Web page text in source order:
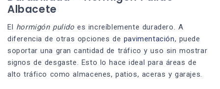
Albacete
El hormigón pulido es increíblemente duradero. A
diferencia de otras opciones de pavimentación, puede
soportar una gran cantidad de tráfico y uso sin mostrar
signos de desgaste. Esto lo hace ideal para áreas de
alto tráfico como almacenes, patios, aceras y garajes.